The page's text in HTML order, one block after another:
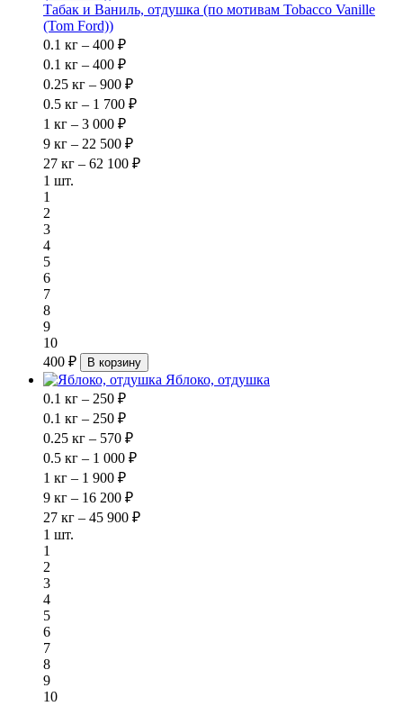
Табак и Ваниль, отдушка (по мотивам Tobacco Vanille
(Tom Ford))
0.1 кг – 400 ₽
0.1 кг – 400 ₽
0.25 кг – 900 ₽
0.5 кг – 1 700 ₽
1 кг – 3 000 ₽
9 кг – 22 500 ₽
27 кг – 62 100 ₽
1 шт.
1
2
3
4
5
6
7
8
9
10
400 ₽
В корзину
Яблоко, отдушка
0.1 кг – 250 ₽
0.1 кг – 250 ₽
0.25 кг – 570 ₽
0.5 кг – 1 000 ₽
1 кг – 1 900 ₽
9 кг – 16 200 ₽
27 кг – 45 900 ₽
1 шт.
1
2
3
4
5
6
7
8
9
10